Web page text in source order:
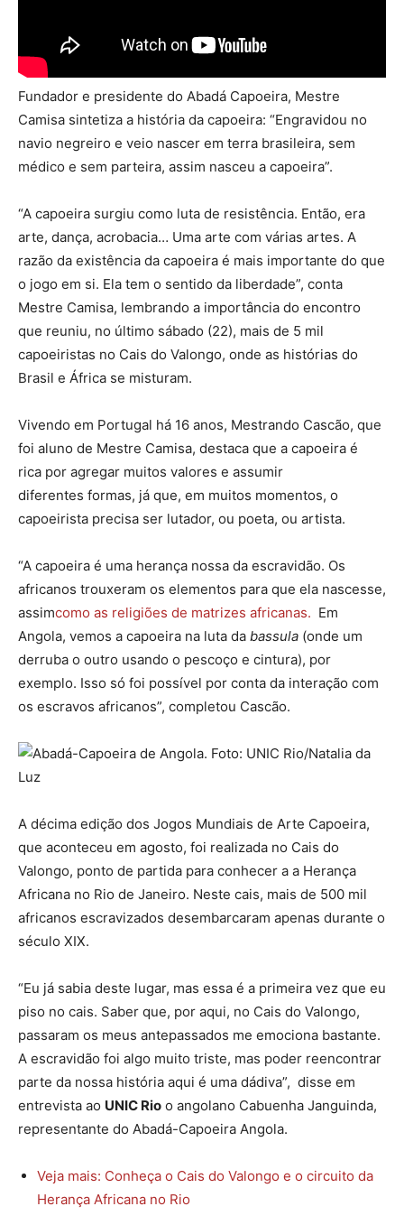
Fundador e presidente do Abadá Capoeira, Mestre
Camisa sintetiza a história da capoeira: “Engravidou no
navio negreiro e veio nascer em terra brasileira, sem
médico e sem parteira, assim nasceu a capoeira”.
“A capoeira surgiu como luta de resistência. Então, era
arte, dança, acrobacia… Uma arte com várias artes. A
razão da existência da capoeira é mais importante do que
o jogo em si. Ela tem o sentido da liberdade”, conta
Mestre Camisa, lembrando a importância do encontro
que reuniu, no último sábado (22), mais de 5 mil
capoeiristas no Cais do Valongo, onde as histórias do
Brasil e África se misturam.
Vivendo em Portugal há 16 anos, Mestrando Cascão, que
foi aluno de Mestre Camisa, destaca que a capoeira é
rica por agregar muitos valores e assumir
diferentes formas, já que, em muitos momentos, o
capoeirista precisa ser lutador, ou poeta, ou artista.
“A capoeira é uma herança nossa da escravidão. Os
africanos trouxeram os elementos para que ela nascesse,
assimcomo as religiões de matrizes africanas. Em
Angola, vemos a capoeira na luta da bassula (onde um
derruba o outro usando o pescoço e cintura), por
exemplo. Isso só foi possível por conta da interação com
os escravos africanos”, completou Cascão.
A décima edição dos Jogos Mundiais de Arte Capoeira,
que aconteceu em agosto, foi realizada no Cais do
Valongo, ponto de partida para conhecer a a Herança
Africana no Rio de Janeiro. Neste cais, mais de 500 mil
africanos escravizados desembarcaram apenas durante o
século XIX.
“Eu já sabia deste lugar, mas essa é a primeira vez que eu
piso no cais. Saber que, por aqui, no Cais do Valongo,
passaram os meus antepassados me emociona bastante.
A escravidão foi algo muito triste, mas poder reencontrar
parte da nossa história aqui é uma dádiva”, disse em
entrevista ao UNIC Rio o angolano Cabuenha Janguinda,
representante do Abadá-Capoeira Angola.
Veja mais: Conheça o Cais do Valongo e o circuito da
Herança Africana no Rio